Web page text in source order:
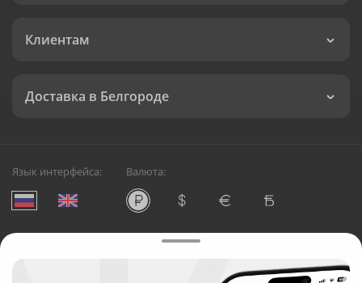
Клиентам
Доставка в Белгороде
Язык интерфейса: Валюта:
Служба круглосуточной доставки цветов в Белгороде
Русский Букет, 2026